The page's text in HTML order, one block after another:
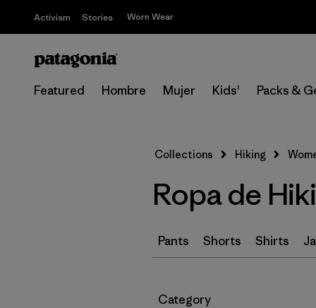
Activism Stories Worn Wear
Featured Hombre Mujer Kids' Packs &
Collections Hiking
Ropa de
Pants Shorts Shirts
Filtrar por
Category